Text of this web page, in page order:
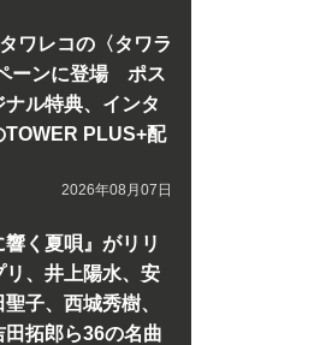
ワレコの〈タワラ
ーンに登場 ポス
ル特典、インタ
TOWER PLUS+配
2026年08月07日
響く夏唄』がリリ
、井上陽水、安
子、西城秀樹、
拓郎ら36の名曲